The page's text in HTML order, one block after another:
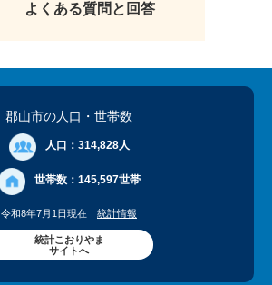
よくある質問と回答
郡山市の人口 ・世帯数
人口： 314,828人
世帯数： 145,597世帯
令和8年7月1日現在 統計情報
統計こおりやま
サイトへ